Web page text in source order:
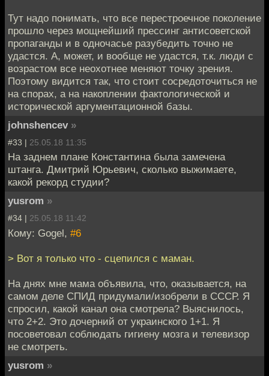
Тут надо понимать, что все перестроечное поколение
прошло через мощнейший прессинг антисоветской
пропаганды и в одночасье разубедить точно не
удастся. А, может, и вообще не удастся, т.к. люди с
возрастом все неохотнее меняют точку зрения.
Поэтому видится так, что стоит сосредоточиться не
на спорах, а на накоплении фактологической и
исторической аргументационной базы.
johnshencev »
#33 | 25.05.18 11:35
На заднем плане Константина была замечена
штанга. Дмитрий Юрьевич, сколько выжимаете,
какой рекорд студии?
yusrom »
#34 | 25.05.18 11:42
Кому: Gogel, #6
> Вот я только что - сцепился с маман.
На днях мне мама объявила, что, оказывается, на
самом деле СПИД придумали/изобрели в СССР. Я
спросил, какой канал она смотрела? Выяснилось,
что 2+2. Это дочерний от украинского 1+1. Я
посоветовал соблюдать гигиену мозга и телевизор
не смотреть.
yusrom »